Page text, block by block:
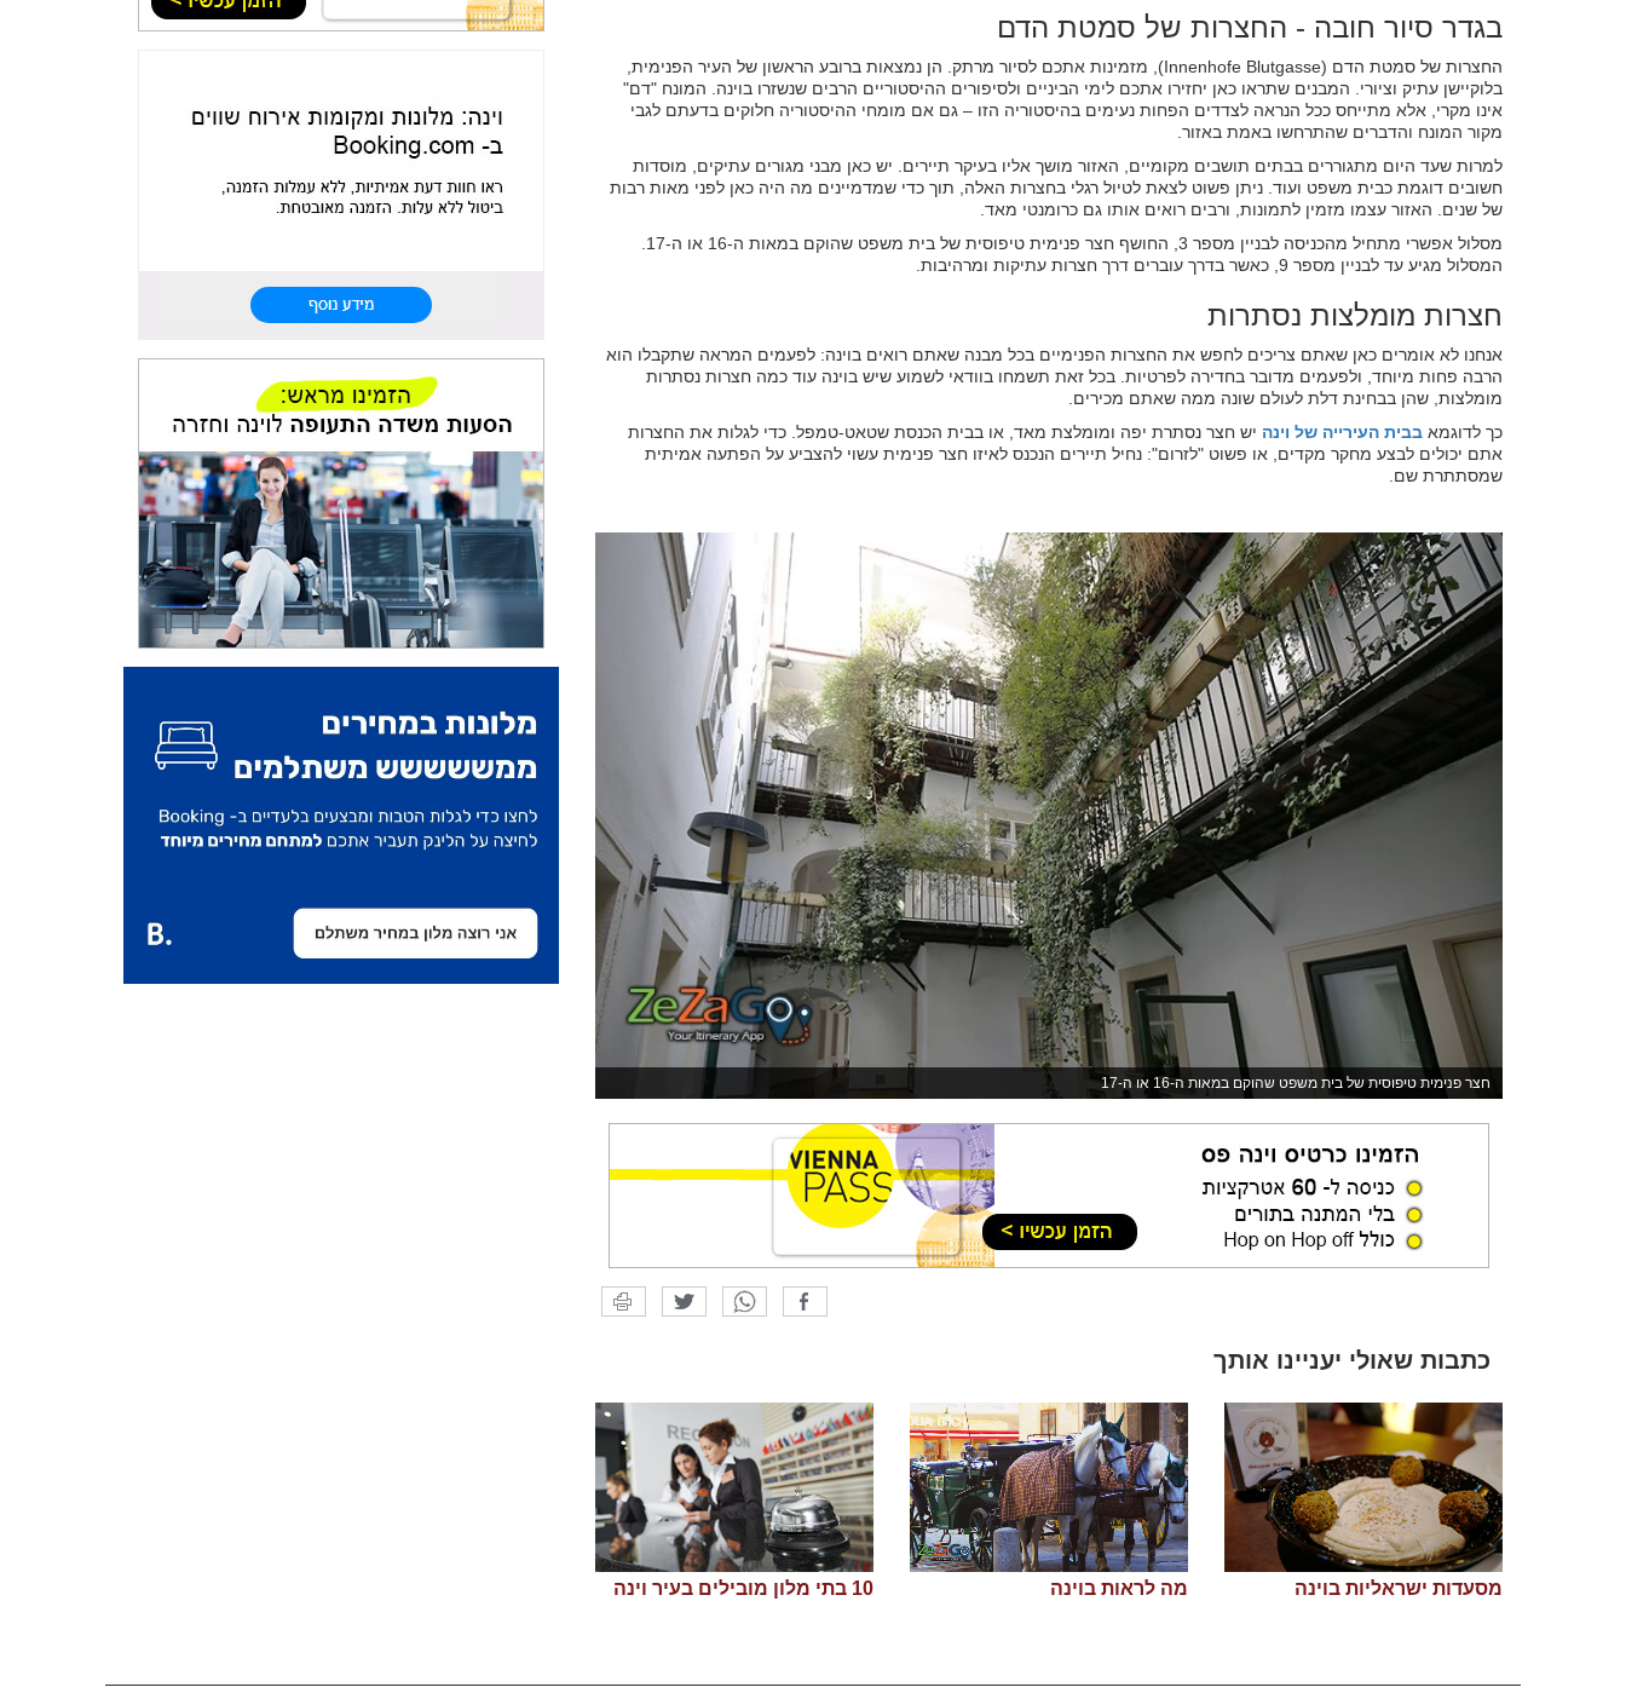
בגדר סיור חובה - החצרות של סמטת הדם
החצרות של סמטת הדם (Innenhofe Blutgasse), מזמינות אתכם לסיור מרתק. הן נמצאות ברובע הראשון של העיר הפנימית,
בלוקיישן עתיק וציורי. המבנים שתראו כאן יחזירו אתכם לימי הביניים ולסיפורים ההיסטוריים הרבים שנשזרו בוינה. המונח "דם"
אינו מקרי, אלא מתייחס ככל הנראה לצדדים הפחות נעימים בהיסטוריה הזו – גם אם מומחי ההיסטוריה חלוקים בדעתם לגבי
מקור המונח והדברים שהתרחשו באמת באזור.
למרות שעד היום מתגוררים בבתים תושבים מקומיים, האזור מושך אליו בעיקר תיירים. יש כאן מבני מגורים עתיקים, מוסדות
חשובים דוגמת כבית משפט ועוד. ניתן פשוט לצאת לטיול רגלי בחצרות האלה, תוך כדי שמדמיינים מה היה כאן לפני מאות רבות
של שנים. האזור עצמו מזמין לתמונות, ורבים רואים אותו גם כרומנטי מאד.
המסלול מגיע עד לבניין מספר 9, כאשר בדרך עוברים דרך חצרות עתיקות ומרהיבות.
חצרות מומלצות נסתרות
אנחנו לא אומרים כאן שאתם צריכים לחפש את החצרות הפנימיים בכל מבנה שאתם רואים בוינה: לפעמים המראה שתקבלו הוא
הרבה פחות מיוחד, ולפעמים מדובר בחדירה לפרטיות. בכל זאת תשמחו בוודאי לשמוע שיש בוינה עוד כמה חצרות נסתרות
מומלצות, שהן בבחינת דלת לעולם שונה ממה שאתם מכירים.
כך לדוגמא בבית העירייה של וינה יש חצר נסתרת יפה ומומלצת מאד, או בבית הכנסת שטאט-טמפל. כדי לגלות את החצרות
אתם יכולים לבצע מחקר מקדים, או פשוט "לזרום": נחיל תיירים הנכנס לאיזו חצר פנימית עשוי להצביע על הפתעה אמיתית
שמסתתרת שם.
חצר פנימית טיפוסית של בית משפט שהוקם במאות ה-16 או ה-17
כתבות שאולי יעניינו אותך
מסעדות ישראליות בוינה מה לראות בוינה 10 בתי מלון מובילים בעיר וינה